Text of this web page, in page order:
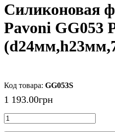
Силиконовая
Pavoni GG053
GG053S
1 193.00грн